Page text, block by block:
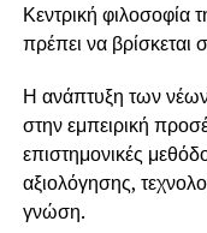
Κεντρική φιλοσοφία
πρέπει να βρίσκεται
Η ανάπτυξη των
στην εμπειρική
επιστημονικές
αξιολόγησης,
γνώση.